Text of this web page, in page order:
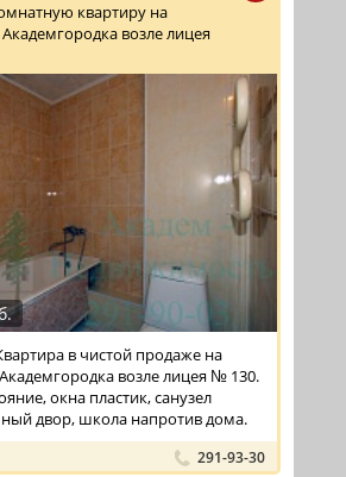
квартиру на
возле лицея
в чистой продаже на
возле лицея № 130.
окна пластик, санузел
двор, школа напротив дома.
291-93-30